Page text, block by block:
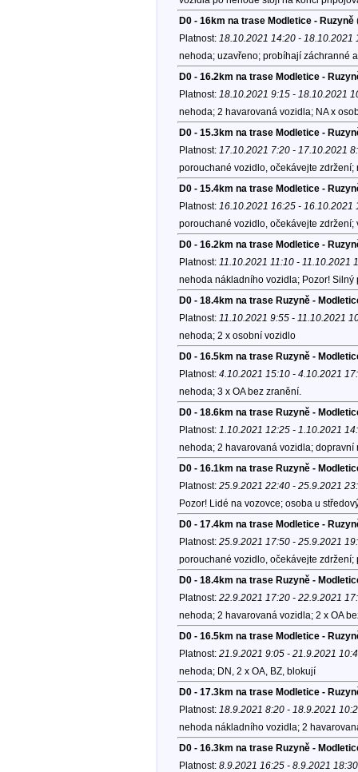
D0 - 16km na trase Modletice - Ruzyně
Platnost: 18.10.2021 14:20 - 18.10.2021
nehoda; uzavřeno; probíhají záchranné
D0 - 16.2km na trase Modletice -
Platnost: 18.10.2021 9:15 - 18.10.2021
nehoda; 2 havarovaná vozidla; NA x
D0 - 15.3km na trase Modletice -
Platnost: 17.10.2021 7:20 - 17.10.2021
porouchané vozidlo, očekávejte
D0 - 15.4km na trase Modletice -
Platnost: 16.10.2021 16:25 - 16.10.2021
porouchané vozidlo, očekávejte zdržení;
D0 - 16.2km na trase Modletice -
Platnost: 11.10.2021 11:10 - 11.10.2021
nehoda nákladního vozidla; Pozor!
D0 - 18.4km na trase Ruzyně -
Platnost: 11.10.2021 9:55 - 11.10.2021
nehoda; 2 x osobní vozidlo
D0 - 16.5km na trase Ruzyně -
Platnost: 4.10.2021 15:10 - 4.10.2021
nehoda; 3 x OA bez zranění.
D0 - 18.6km na trase Ruzyně -
Platnost: 1.10.2021 12:25 - 1.10.2021
nehoda; 2 havarovaná vozidla;
D0 - 16.1km na trase Ruzyně -
Platnost: 25.9.2021 22:40 - 25.9.2021
Pozor! Lidé na vozovce; osoba u
D0 - 17.4km na trase Modletice -
Platnost: 25.9.2021 17:50 - 25.9.2021
porouchané vozidlo, očekávejte
D0 - 18.4km na trase Ruzyně -
Platnost: 22.9.2021 17:20 - 22.9.2021
nehoda; 2 havarovaná vozidla; 2 x OA
D0 - 16.5km na trase Modletice -
Platnost: 21.9.2021 9:05 - 21.9.2021
nehoda; DN, 2 x OA, BZ, blokují
D0 - 17.3km na trase Modletice -
Platnost: 18.9.2021 8:20 - 18.9.2021
nehoda nákladního vozidla; 2
D0 - 16.3km na trase Ruzyně -
Platnost: 8.9.2021 16:25 - 8.9.2021 18:30